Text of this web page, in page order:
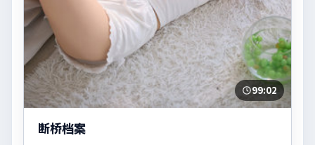
99:02
断桥档案